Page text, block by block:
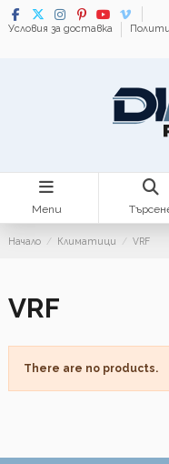
Условия за доставка
Menu
Начало Климатици VRF
VRF
There are no products.